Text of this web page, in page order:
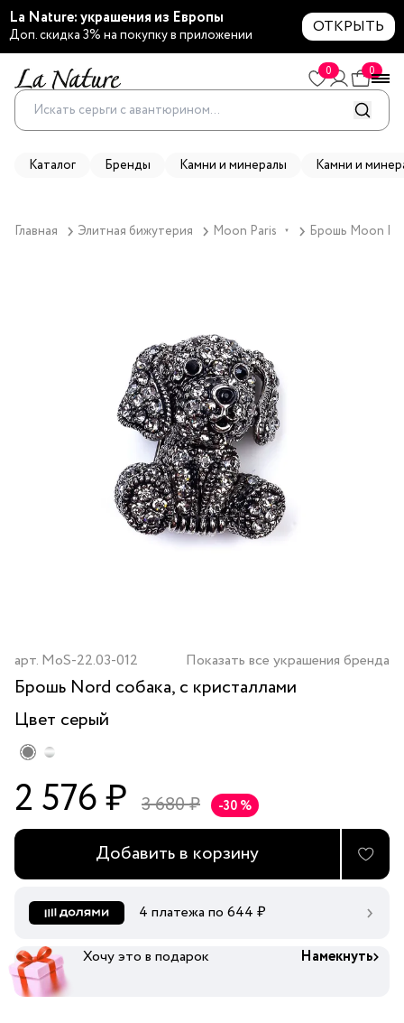
La Nature: украшения из Европы
Доп. скидка 3% на покупку в приложении ОТКРЫТЬ
0 0
Каталог Бренды Камни и минералы Камни и
Главная Элитная бижутерия Moon Paris ▼ Брошь Moon
арт. MoS-22.03-012 Показать все украшения бренда
Брошь Nord собака, с кристаллами
Цвет серый
2 576 ₽ 3 680 ₽ -30 %
Добавить в корзину
4 платежа по 644 ₽
Хочу это в подарок Намекнуть